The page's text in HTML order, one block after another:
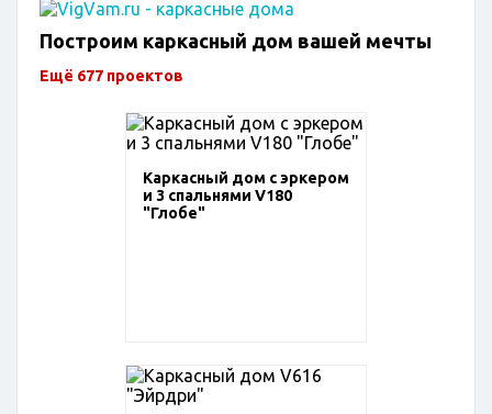
Построим каркасный дом вашей мечты
Ещё 677 проектов
Каркасный дом с эркером
и 3 спальнями V180
"Глобе"